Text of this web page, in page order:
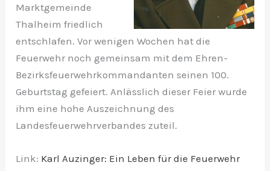
Marktgemeinde
Thalheim friedlich
entschlafen. Vor wenigen Wochen hat die
Feuerwehr noch gemeinsam mit dem Ehren-
Bezirksfeuerwehrkommandanten seinen 100.
Geburtstag gefeiert. Anlässlich dieser Feier wurde
ihm eine hohe Auszeichnung des
Landesfeuerwehrverbandes zuteil.
Link: Karl Auzinger: Ein Leben für die Feuerwehr